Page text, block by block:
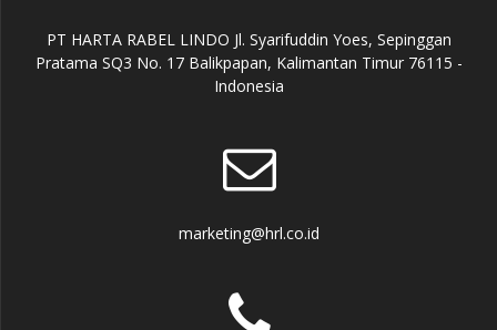
PT HARTA RABEL LINDO Jl. Syarifuddin Yoes, Sepinggan
Pratama SQ3 No. 17 Balikpapan, Kalimantan Timur 76115 -
Indonesia
marketing@hrl.co.id